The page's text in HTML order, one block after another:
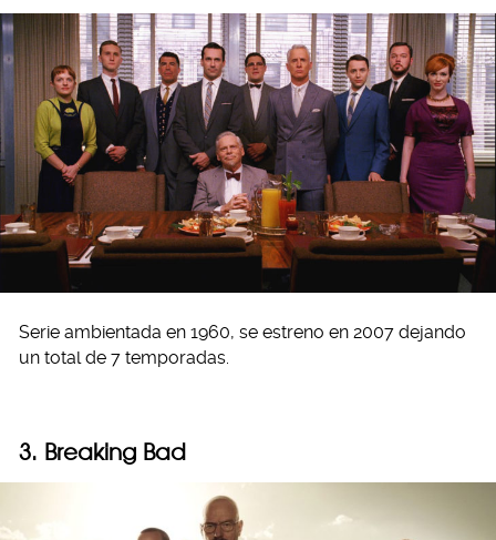
Serie ambientada en 1960, se estreno en 2007 dejando
un total de 7 temporadas.
3. Breaking Bad